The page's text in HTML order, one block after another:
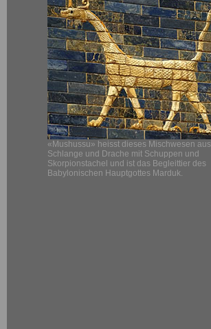
«Mushussu» heisst dieses Mischwesen aus
Schlange und Drache mit Schuppen und
Skorpionstachel und ist das Begleittier des
Babylonischen Hauptgottes Marduk.